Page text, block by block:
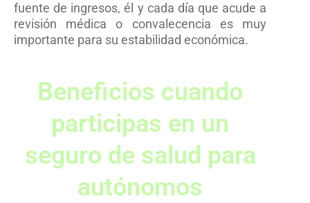
fuente de ingresos, él y cada día que acude a
revisión médica o convalecencia es muy
importante para su estabilidad económica.
Beneficios cuando
participas en un
seguro de salud para
autónomos